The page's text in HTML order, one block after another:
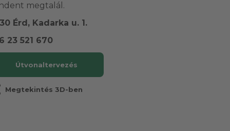
megtalál.
Érd, Kadarka u. 1.
23 521 670
Útvonaltervezés
Megtekintés 3D-ben